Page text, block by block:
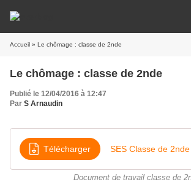
Accueil » Le chômage : classe de 2nde
Le chômage : classe de 2nde
Publié le 12/04/2016 à 12:47
Par S Arnaudin
Télécharger
Document de travail classe de